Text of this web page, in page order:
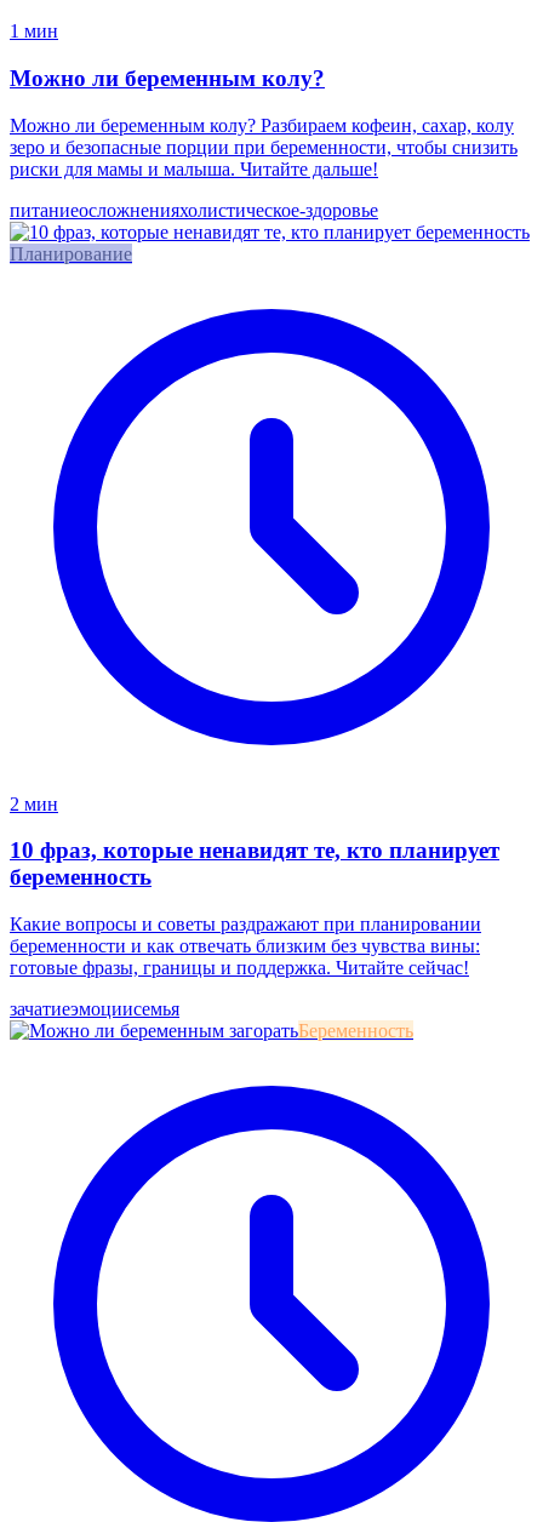
1 мин
Можно ли беременным колу?
Можно ли беременным колу? Разбираем кофеин, сахар, колу
зеро и безопасные порции при беременности, чтобы снизить
риски для мамы и малыша. Читайте дальше!
питаниеосложненияхолистическое-здоровье
Планирование
2 мин
10 фраз, которые ненавидят те, кто планирует
беременность
Какие вопросы и советы раздражают при планировании
беременности и как отвечать близким без чувства вины:
готовые фразы, границы и поддержка. Читайте сейчас!
зачатиеэмоциисемья
Беременность